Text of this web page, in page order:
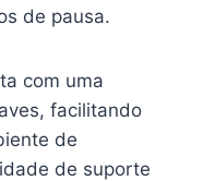
de pausa.
com uma
facilitando
de
de suporte